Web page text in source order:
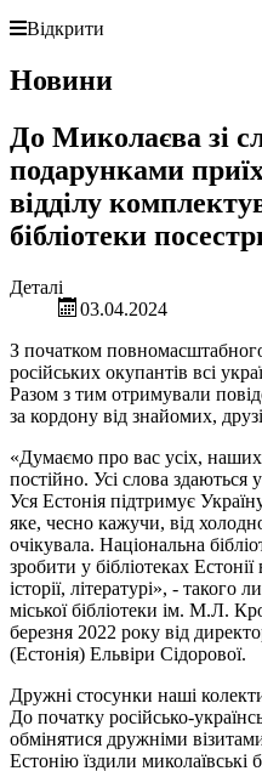
Відкрити
Новини
До Миколаєва зі
подарунками
відділу
бібліотеки
Деталі
03.04.2024
З початком
російських окупантів всі
Разом з тим отримували
за кордону від знайомих,
«Думаємо про вас усіх, наших
постійно. Усі слова здаються
Уся Естонія підтримує
яке, чесно кажучи, від
очікувала. Національна
зробити у бібліотеках
історії, літературі», - такого
міської бібліотеки ім. М.Л.
березня 2022 року від
(Естонія) Ельвіри Сідорової.
Дружні стосунки наші
До початку російсько-
обмінятися дружніми
Естонію їздили миколаївські